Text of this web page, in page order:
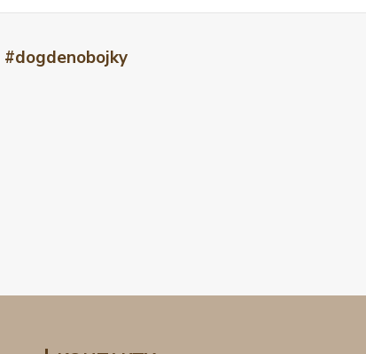
#dogdenobojky